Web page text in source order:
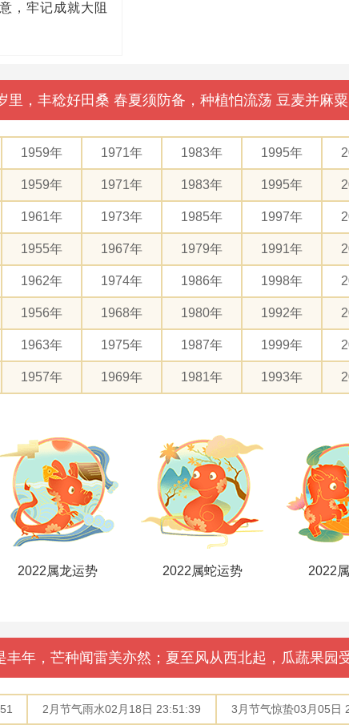
，牢记成就大阻
里，丰稔好田桑 春夏须防备，种植怕流荡 豆麦并麻
1959年 1971年 1983年 1995年
1959年 1971年 1983年 1995年
1961年 1973年 1985年 1997年
1955年 1967年 1979年 1991年
1962年 1974年 1986年 1998年
1956年 1968年 1980年 1992年
1963年 1975年 1987年 1999年
1957年 1969年 1981年 1993年
2022属龙运势 2022属蛇运势 2022
年，芒种闻雷美亦然；夏至风从西北起，瓜蔬果园
2月节气雨水02月18日 23:51:39 3月节气惊蛰03月05日